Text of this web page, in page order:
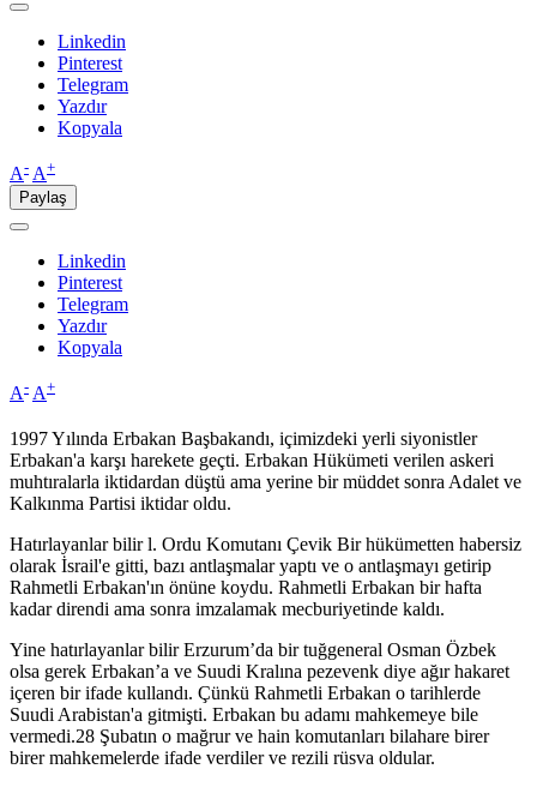
Linkedin
Pinterest
Telegram
Yazdır
Kopyala
A- A+
Paylaş
Linkedin
Pinterest
Telegram
Yazdır
Kopyala
A- A+
1997 Yılında Erbakan Başbakandı, içimizdeki yerli siyonistler
Erbakan'a karşı harekete geçti. Erbakan Hükümeti verilen askeri
muhtıralarla iktidardan düştü ama yerine bir müddet sonra Adalet ve
Kalkınma Partisi iktidar oldu.
Hatırlayanlar bilir l. Ordu Komutanı Çevik Bir hükümetten habersiz
olarak İsrail'e gitti, bazı antlaşmalar yaptı ve o antlaşmayı getirip
Rahmetli Erbakan'ın önüne koydu. Rahmetli Erbakan bir hafta
kadar direndi ama sonra imzalamak mecburiyetinde kaldı.
Yine hatırlayanlar bilir Erzurum’da bir tuğgeneral Osman Özbek
olsa gerek Erbakan’a ve Suudi Kralına pezevenk diye ağır hakaret
içeren bir ifade kullandı. Çünkü Rahmetli Erbakan o tarihlerde
Suudi Arabistan'a gitmişti. Erbakan bu adamı mahkemeye bile
vermedi.28 Şubatın o mağrur ve hain komutanları bilahare birer
birer mahkemelerde ifade verdiler ve rezili rüsva oldular.